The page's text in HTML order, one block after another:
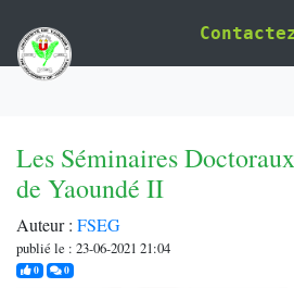
Les Séminaires
de Yaoundé II
Auteur : FSEG
publié le : 23-06-2021 21:04
0j'aime0commentaires